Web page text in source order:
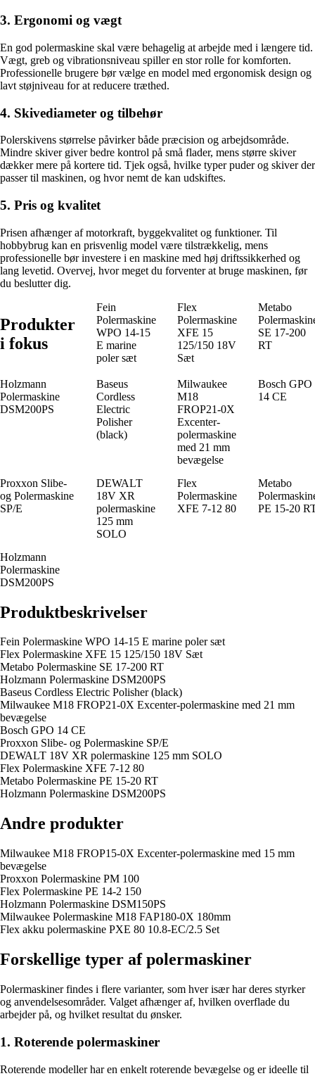
3. Ergonomi og vægt
En god polermaskine skal være behagelig at arbejde med i længere tid.
Vægt, greb og vibrationsniveau spiller en stor rolle for komforten.
Professionelle brugere bør vælge en model med ergonomisk design og
lavt støjniveau for at reducere træthed.
4. Skivediameter og tilbehør
Polerskivens størrelse påvirker både præcision og arbejdsområde.
Mindre skiver giver bedre kontrol på små flader, mens større skiver
dækker mere på kortere tid. Tjek også, hvilke typer puder og skiver der
passer til maskinen, og hvor nemt de kan udskiftes.
5. Pris og kvalitet
Prisen afhænger af motorkraft, byggekvalitet og funktioner. Til
hobbybrug kan en prisvenlig model være tilstrækkelig, mens
professionelle bør investere i en maskine med høj driftssikkerhed og
lang levetid. Overvej, hvor meget du forventer at bruge maskinen, før
du beslutter dig.
Produkter
i fokus
Fein
Polermaskine
WPO 14-15
E marine
poler sæt
Flex
Polermaskine
XFE 15
125/150 18V
Sæt
Metabo
SE 17-200
RT
Holzmann
Polermaskine
DSM200PS
Baseus
Cordless
Electric
Polisher
(black)
Milwaukee
M18
FROP21-0X
Excenter-
polermaskine
med 21 mm
bevægelse
Bosch GPO
14 CE
Proxxon Slibe-
og Polermaskine
SP/E
DEWALT
18V XR
polermaskine
125 mm
SOLO
Flex
Polermaskine
XFE 7-12 80
Metabo
PE 15-20
Holzmann
Polermaskine
DSM200PS
Produktbeskrivelser
Fein Polermaskine WPO 14-15 E marine poler sæt
Flex Polermaskine XFE 15 125/150 18V Sæt
Metabo Polermaskine SE 17-200 RT
Holzmann Polermaskine DSM200PS
Baseus Cordless Electric Polisher (black)
Milwaukee M18 FROP21-0X Excenter-polermaskine med 21 mm
bevægelse
Bosch GPO 14 CE
Proxxon Slibe- og Polermaskine SP/E
DEWALT 18V XR polermaskine 125 mm SOLO
Flex Polermaskine XFE 7-12 80
Metabo Polermaskine PE 15-20 RT
Holzmann Polermaskine DSM200PS
Andre produkter
Milwaukee M18 FROP15-0X Excenter-polermaskine med 15 mm
bevægelse
Proxxon Polermaskine PM 100
Flex Polermaskine PE 14-2 150
Holzmann Polermaskine DSM150PS
Milwaukee Polermaskine M18 FAP180-0X 180mm
Flex akku polermaskine PXE 80 10.8-EC/2.5 Set
Forskellige typer af polermaskiner
Polermaskiner findes i flere varianter, som hver især har deres styrker
og anvendelsesområder. Valget afhænger af, hvilken overflade du
arbejder på, og hvilket resultat du ønsker.
1. Roterende polermaskiner
Roterende modeller har en enkelt roterende bevægelse og er ideelle til